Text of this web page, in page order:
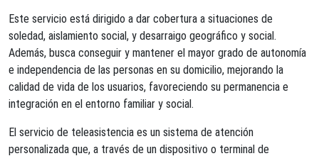
Este servicio está dirigido a dar cobertura a situaciones de
soledad, aislamiento social, y desarraigo geográfico y social.
Además, busca conseguir y mantener el mayor grado de autonomía
e independencia de las personas en su domicilio, mejorando la
calidad de vida de los usuarios, favoreciendo su permanencia e
integración en el entorno familiar y social.
El servicio de teleasistencia es un sistema de atención
personalizada que, a través de un dispositivo o terminal de